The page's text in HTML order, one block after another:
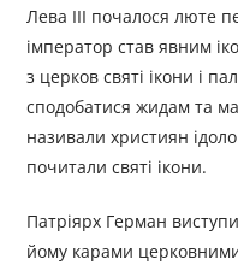
Лева III почалося люте
імператор став явним
з церков святі ікони і
сподобатися жидам та
називали християн
почитали святі ікони.
Патріярх Герман
йому карами